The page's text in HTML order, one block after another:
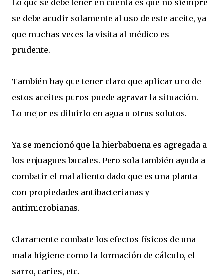
Lo que se debe tener en cuenta es que no siempre
se debe acudir solamente al uso de este aceite, ya
que muchas veces la visita al médico es
prudente.
También hay que tener claro que aplicar uno de
estos aceites puros puede agravar la situación.
Lo mejor es diluirlo en agua u otros solutos.
Ya se mencionó que la hierbabuena es agregada a
los enjuagues bucales. Pero sola también ayuda a
combatir el mal aliento dado que es una planta
con propiedades antibacterianas y
antimicrobianas.
Claramente combate los efectos físicos de una
mala higiene como la formación de cálculo, el
sarro, caries, etc.